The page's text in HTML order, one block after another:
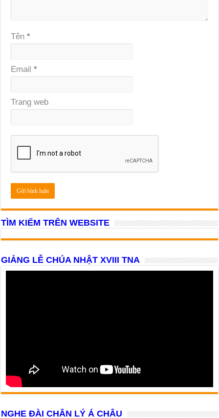
Tên*
Email*
Trang web
TÌM KIẾM TRÊN WEBSITE
GIẢNG LỄ CHÚA NHẬT XVIII TNA
NGHE ĐÀI CHÂN LÝ Á CHÂU